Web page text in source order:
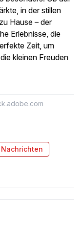
in der stillen
Hause – der
Erlebnisse, die
Zeit, um
kleinen Freuden